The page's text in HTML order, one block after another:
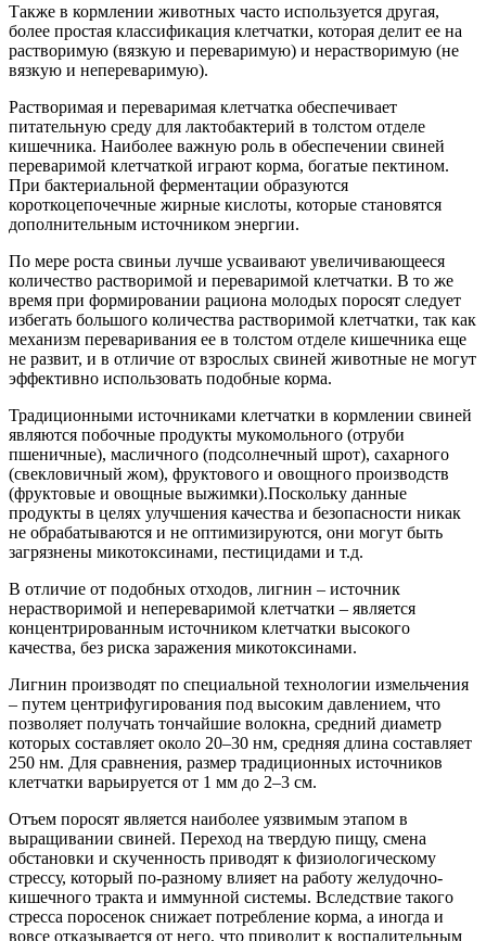
Также в кормлении животных часто используется другая,
более простая классификация клетчатки, которая делит ее на
растворимую (вязкую и переваримую) и нерастворимую (не
вязкую и непереваримую).
Растворимая и переваримая клетчатка обеспечивает
питательную среду для лактобактерий в толстом отделе
кишечника. Наиболее важную роль в обеспечении свиней
переваримой клетчаткой играют корма, богатые пектином.
При бактериальной ферментации образуются
короткоцепочечные жирные кислоты, которые становятся
дополнительным источником энергии.
По мере роста свиньи лучше усваивают увеличивающееся
количество растворимой и переваримой клетчатки. В то же
время при формировании рациона молодых поросят следует
избегать большого количества растворимой клетчатки, так как
механизм переваривания ее в толстом отделе кишечника еще
не развит, и в отличие от взрослых свиней животные не могут
эффективно использовать подобные корма.
Традиционными источниками клетчатки в кормлении свиней
являются побочные продукты мукомольного (отруби
пшеничные), масличного (подсолнечный шрот), сахарного
(свекловичный жом), фруктового и овощного производств
(фруктовые и овощные выжимки).Поскольку данные
продукты в целях улучшения качества и безопасности никак
не обрабатываются и не оптимизируются, они могут быть
загрязнены микотоксинами, пестицидами и т.д.
В отличие от подобных отходов, лигнин – источник
нерастворимой и непереваримой клетчатки – является
концентрированным источником клетчатки высокого
качества, без риска заражения микотоксинами.
Лигнин производят по специальной технологии измельчения
– путем центрифугирования под высоким давлением, что
позволяет получать тончайшие волокна, средний диаметр
которых составляет около 20–30 нм, средняя длина составляет
250 нм. Для сравнения, размер традиционных источников
клетчатки варьируется от 1 мм до 2–3 см.
Отъем поросят является наиболее уязвимым этапом в
выращивании свиней. Переход на твердую пищу, смена
обстановки и скученность приводят к физиологическому
стрессу, который по-разному влияет на работу желудочно-
кишечного тракта и иммунной системы. Вследствие такого
стресса поросенок снижает потребление корма, а иногда и
вовсе отказывается от него, что приводит к воспалительным